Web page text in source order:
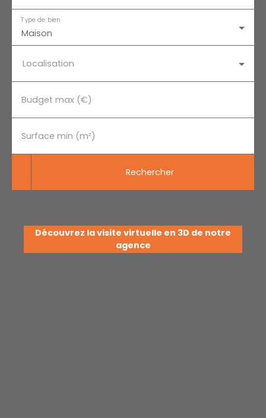
Maison
Type de bien
Localisation
Budget max (€)
Surface min (m²)
Rechercher
Découvrez la visite virtuelle en 3D de notre
agence